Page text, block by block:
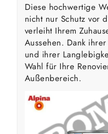
Diese hochwertige
nicht nur Schutz vor
verleiht Ihrem
Aussehen. Dank
und ihrer
Wahl für Ihre
Außenbereich.